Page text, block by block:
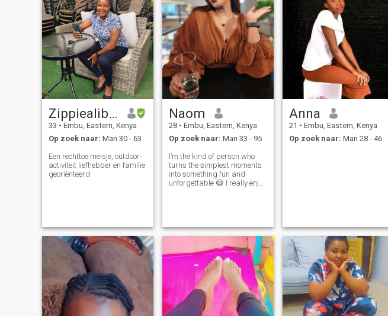
Zippiealibel
33 • Embu, Eastern, Kenya
Op zoek naar: Man 30 - 63
Een rechttoe meisje, outdoor-
activiteit liefhebber en familie
georiënteerd
Naom
28 • Embu, Eastern, Kenya
Op zoek naar: Man 33 - 95
I’m the kind of person who
turns the simplest moments
into something fun and
unforgettable 😄 I really enjoy
forget about everything else
for a w
Anna
21 • Embu, Eastern, Kenya
Op zoek naar: Man 28 - 46